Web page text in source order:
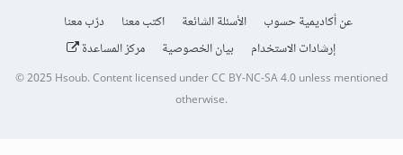
عن أكاديمية حسوب الأسئلة الشائعة اكتب معنا
درّب معنا
إرشادات الاستخدام
بيان الخصوصية مركز المساعدة
© 2025Hsoub.Content licensed underCC BY-NC-SA 4.0unless mentioned
otherwise.